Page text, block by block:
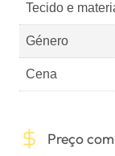
Tecido e
Género
Cena
Preço